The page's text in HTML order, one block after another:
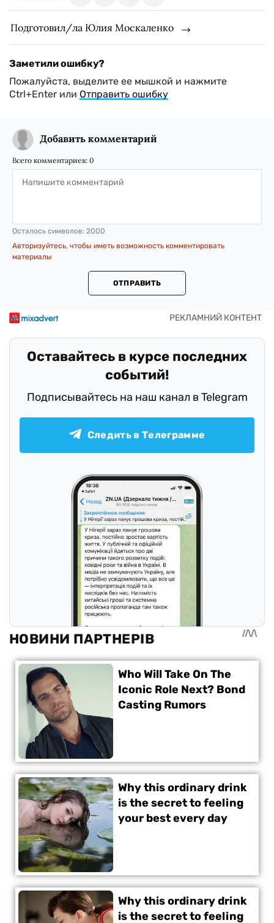
Подготовил/ла Юлия Москаленко
Заметили ошибку?
Пожалуйста, выделите ее мышкой и нажмите
Ctrl+Enter или Отправить ошибку
Добавить комментарий
Всего комментариев: 0
Осталось символов: 2000
Авторизуйтесь, чтобы иметь возможность комментировать
материалы
ОТПРАВИТЬ
Оставайтесь в курсе последних
событий!
Подписывайтесь на наш канал в Telegram
Следить в Телеграмме